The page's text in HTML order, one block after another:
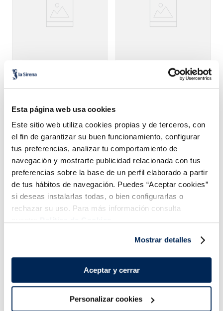
Esta página web usa cookies
Este sitio web utiliza cookies propias y de terceros, con
el fin de garantizar su buen funcionamiento, configurar
tus preferencias, analizar tu comportamiento de
navegación y mostrarte publicidad relacionada con tus
preferencias sobre la base de un perfil elaborado a partir
de tus hábitos de navegación. Puedes “Aceptar cookies”
si deseas instalarlas todas, o bien configurarlas o
rechazar su uso. Para más información consulta
Mostrar detalles
Aceptar y cerrar
Personalizar cookies
Salsa brava
¡Combínalo y hazte un menú de 10!
Filetes de lubina
Premium